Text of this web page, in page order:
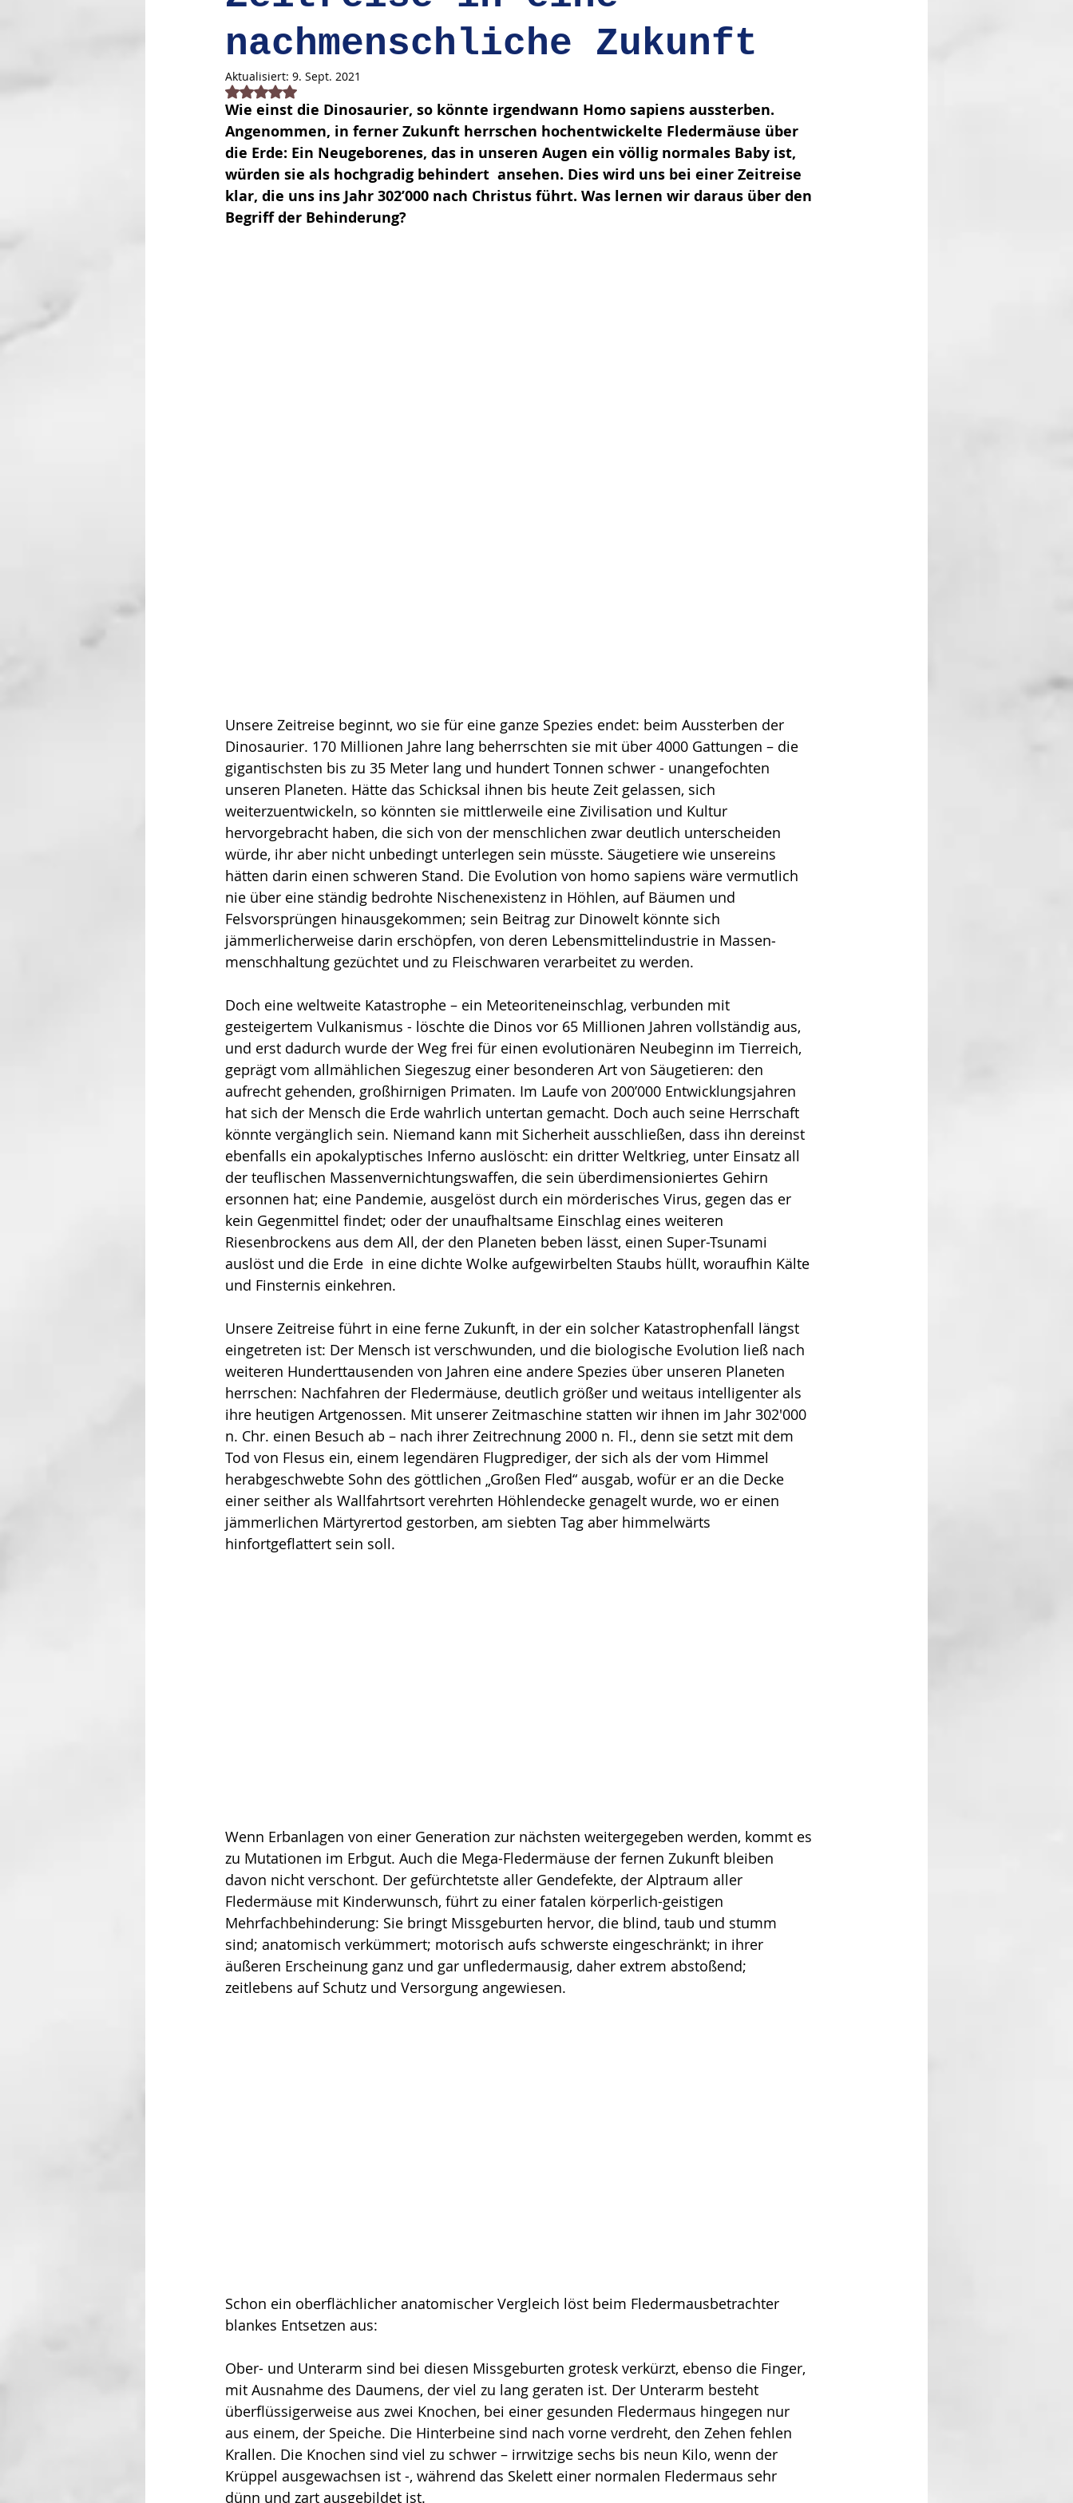
nachmenschliche Zukunft
Aktualisiert: 9. Sept. 2021
Mit NaN von 5 Sternen bewertet.
Wie einst die Dino­saurier, so könnte irgendwann Homo sapiens aussterben.
Angenommen, in ferner Zukunft herrschen hochentwickelte Fleder­mäuse über
die Erde: Ein Neugeborenes, das in unseren Augen ein völlig normales Baby ist,
würden sie als hochgradig behindert  ansehen. Dies wird uns bei einer Zeitreise
klar, die uns ins Jahr 302’000 nach Christus führt. Was lernen wir daraus über den
Begriff der Behinderung?
Unsere Zeitreise beginnt, wo sie für eine ganze Spezies endet: beim Aus­sterben der
Dino­sau­rier. 170 Millionen Jahre lang beherrschten sie mit über 4000 Gattungen – die
gigantischsten bis zu 35 Meter lang und hundert Tonnen schwer - unangefochten
unseren Planeten. Hätte das Schick­sal ihnen bis heute Zeit gelassen, sich
weiterzuentwickeln, so könnten sie mittlerweile eine Zivilisation und Kultur
hervorgebracht haben, die sich von der menschlichen zwar deutlich unterscheiden
würde, ihr aber nicht unbedingt unterlegen sein müsste. Säugetiere wie unsereins
hätten darin einen schweren Stand. Die Evolution von homo sapiens wäre vermutlich
nie über eine ständig be­drohte Nischenexistenz in Höhlen, auf Bäumen und
Felsvorsprüngen hinausgekommen; sein Beitrag zur Dinowelt könnte sich
jämmerlicherweise darin erschöpfen, von deren Lebensmittelindustrie in Massen­
menschhaltung gezüchtet und zu Fleischwaren verarbeitet zu werden.
Doch eine weltweite Katastrophe – ein Meteoriteneinschlag, verbunden mit
gesteigertem Vulkanismus - löschte die Dinos vor 65 Millionen Jahren vollständig aus,
und erst dadurch wurde der Weg frei für einen evolutionären Neubeginn im Tierreich,
geprägt vom allmählichen Siegeszug einer besonderen Art von Säugetieren: den
aufrecht gehenden, großhirnigen Primaten. Im Laufe von 200’000 Entwicklungsjahren
hat sich der Mensch die Erde wahrlich untertan gemacht. Doch auch seine Herrschaft
könnte vergänglich sein. Niemand kann mit Sicherheit ausschließen, dass ihn dereinst
ebenfalls ein apokalyptisches Inferno auslöscht: ein dritter Weltkrieg, unter Einsatz all
der teuflischen Massen­ver­nichtungswaffen, die sein überdimensioniertes Gehirn
ersonnen hat; eine Pandemie, ausgelöst durch ein mörderisches Virus, gegen das er
kein Gegenmittel findet; oder der unaufhaltsame Einschlag eines weiteren
Riesenbrockens aus dem All, der den Planeten beben lässt, einen Super-Tsunami
auslöst und die Erde  in eine dichte Wolke aufgewirbelten Staubs hüllt, woraufhin Kälte
und Fin­sternis einkehren.
Unsere Zeitreise führt in eine ferne Zu­kunft, in der ein solcher Katastro­phen­fall längst
eingetreten ist: Der Mensch ist verschwunden, und die biologische Evoluti­on ließ nach
weiteren Hun­dert­tausenden von Jahren eine andere Spezies über unseren Pla­neten
herrschen: Nachfahren der Fleder­mäu­se, deutlich größer und weitaus intelligenter als
ihre heutigen Art­genossen. Mit unserer Zeit­ma­schine statten wir ihnen im Jahr 302'000
n. Chr. einen Besuch ab – nach ihrer Zeitrechnung 2000 n. Fl., denn sie setzt mit dem
Tod von Fle­sus ein, einem legendären Flugpre­diger, der sich als der vom Himmel
herabgeschwebte Sohn des göttli­chen „Gro­ßen Fled“ ausgab, wofür er an die Decke
einer seither als Wall­fahrtsort verehrten Höh­lendecke genagelt wurde, wo er einen
jämmerlichen Märtyrertod ge­storben, am siebten Tag aber himmelwärts
hinfortgeflattert sein soll.
Wenn Erbanlagen von einer Genera­tion zur nächsten weitergegeben werden, kommt es
zu Mutationen im Erbgut. Auch die Mega-Fledermäuse der fernen Zukunft bleiben
davon nicht verschont. Der gefürchtetste aller Gendefekte, der Alptraum aller
Fledermäuse mit Kinderwunsch, führt zu einer fatalen körperlich-geistigen
Mehrfachbehinderung: Sie bringt Missgeburten hervor, die blind, taub und stumm
sind; anatomisch verkümmert; motorisch aufs schwerste eingeschränkt; in ihrer
äußeren Erscheinung ganz und gar unfledermausig, daher extrem abstoßend;
zeitlebens auf Schutz und Ver­sorgung angewiesen.
Schon ein oberflächlicher anatomischer Vergleich löst beim Fleder­maus­betrachter
blan­kes Entsetzen aus:
Ober- und Unterarm sind bei diesen Missgeburten grotesk verkürzt, eben­so die Finger,
mit Ausnahme des Daumens, der viel zu lang geraten ist. Der Unterarm besteht
überflüssigerweise aus zwei Knochen, bei einer gesunden Fledermaus hingegen nur
aus einem, der Speiche. Die Hinter­beine sind nach vorne verdreht, den Zehen fehlen
Krallen. Die Knochen sind viel zu schwer – irrwitzige sechs bis neun Kilo, wenn der
Krüppel ausgewachsen ist -, während das Skelett einer normalen Fledermaus sehr
dünn und zart ausgebildet ist.